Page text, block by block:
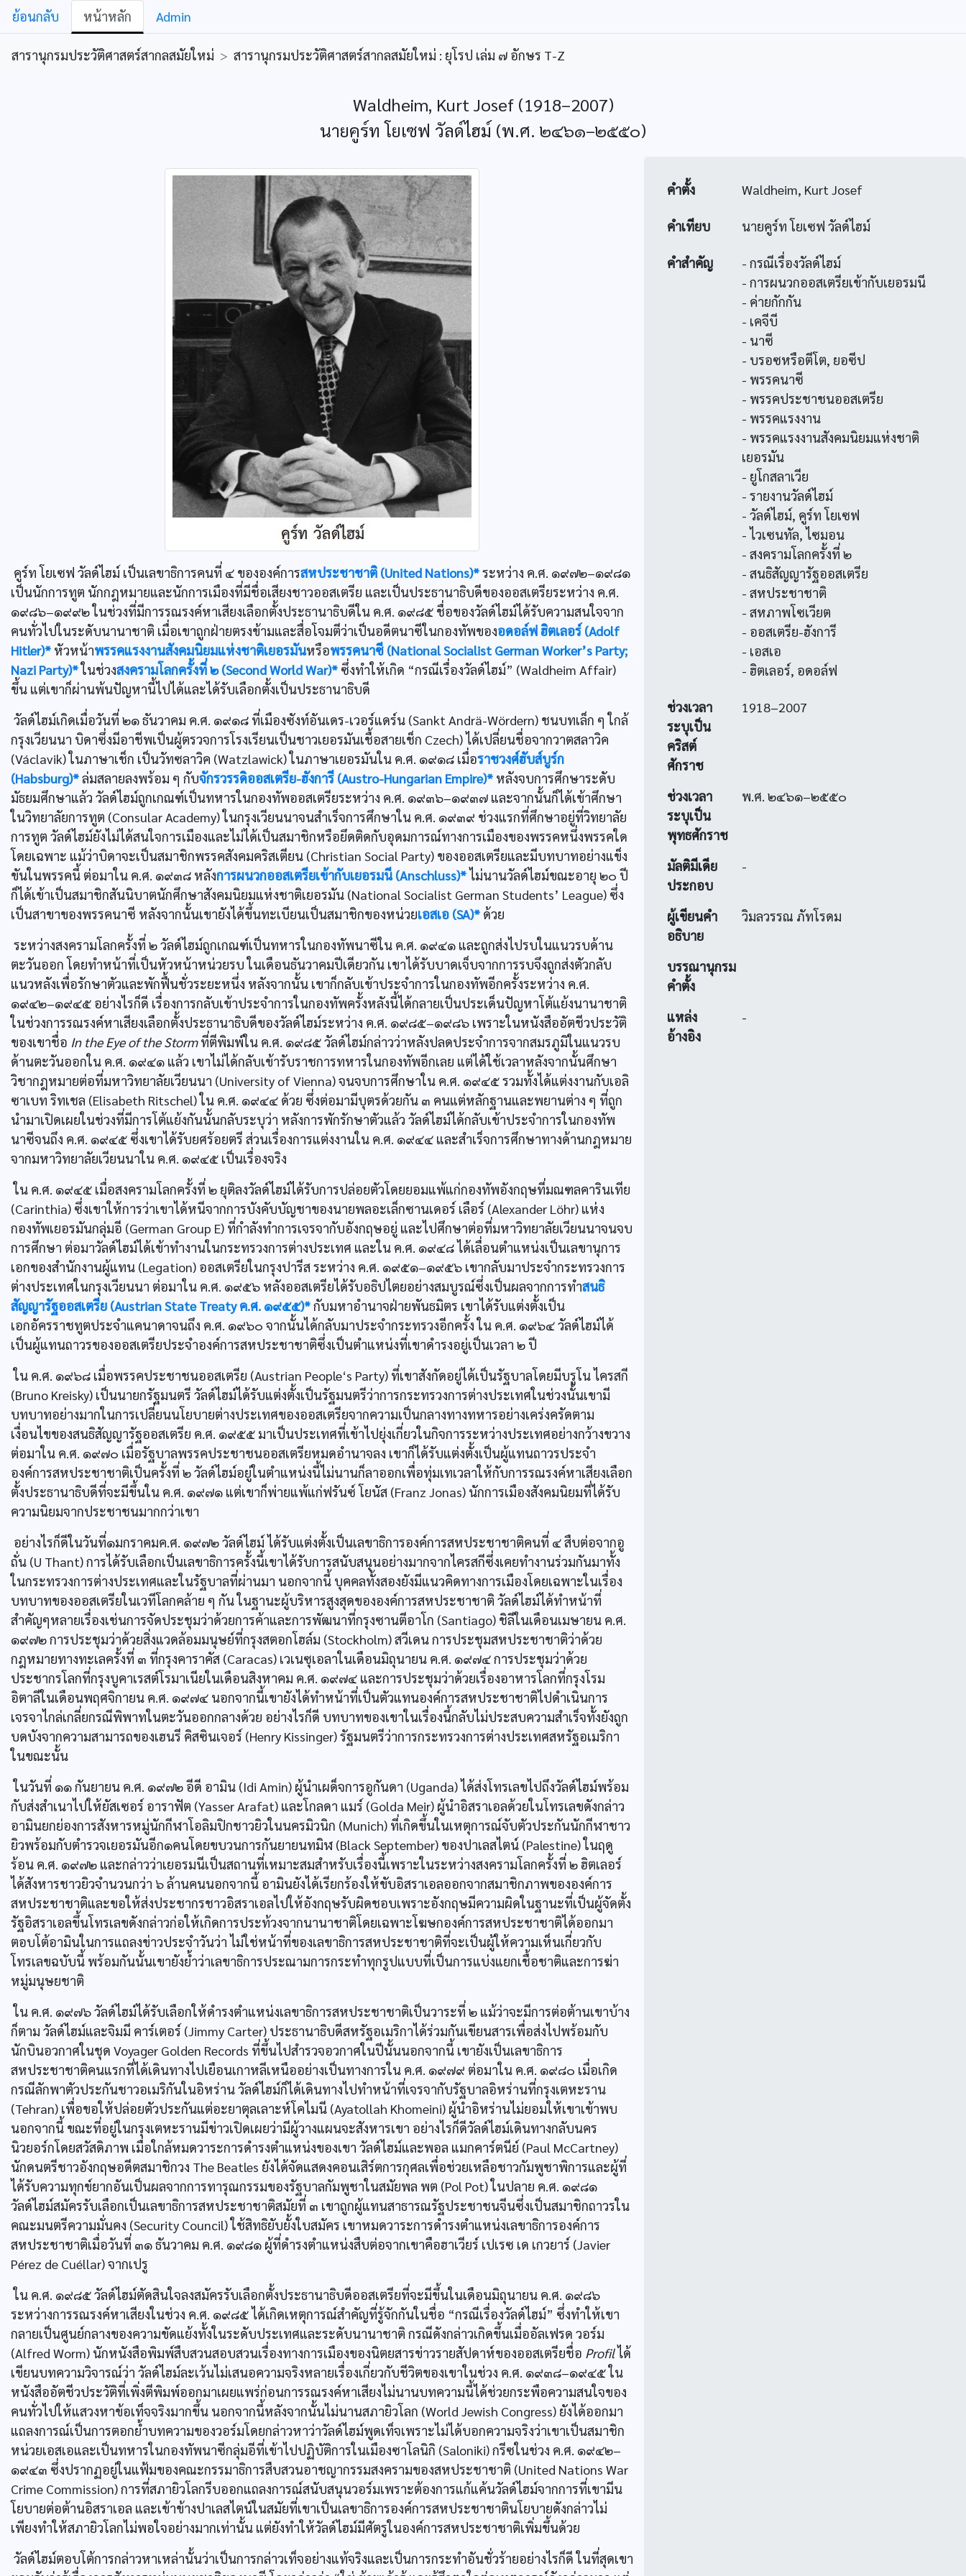
ย้อนกลับ หน้าหลัก Admin
สารานุกรมประวัติศาสตร์สากลสมัยใหม่ > สารานุกรมประวัติศาสตร์สากลสมัยใหม่ : ยุโรป เล่ม ๗ อักษร T-Z
Waldheim, Kurt Josef (1918–2007)
นายคูร์ท โยเซฟ วัลด์ไฮม์ (พ.ศ. ๒๔๖๑–๒๕๕๐)
คูร์ท โยเซฟ วัลด์ไฮม์ เป็นเลขาธิการคนที่ ๔ ขององค์การสหประชาชาติ (United Nations)*ระหว่าง ค.ศ. ๑๙๗๒–๑๙๘๑
เป็นนักการทูต นักกฎหมายและนักการเมืองที่มีชื่อเสียงชาวออสเตรีย และเป็นประธานาธิบดีของออสเตรียระหว่าง ค.ศ.
๑๙๘๖–๑๙๙๒ ในช่วงที่มีการรณรงค์หาเสียงเลือกตั้งประธานาธิบดีใน ค.ศ. ๑๙๘๕ ชื่อของวัลด์ไฮม์ได้รับความสนใจจาก
คนทั่วไปในระดับนานาชาติ เมื่อเขาถูกฝ่ายตรงข้ามและสื่อโจมตีว่าเป็นอดีตนาซีในกองทัพของอดอล์ฟ ฮิตเลอร์ (Adolf
Hitler)* หัวหน้าพรรคแรงงานสังคมนิยมแห่งชาติเยอรมันหรือพรรคนาซี (National Socialist German Worker’s Party;
Nazi Party)*ในช่วงสงครามโลกครั้งที่ ๒ (Second World War)* ซึ่งทำให้เกิด “กรณีเรื่องวัลด์ไฮม์” (Waldheim Affair)
ขึ้น แต่เขาก็ผ่านพ้นปัญหานี้ไปได้และได้รับเลือกตั้งเป็นประธานาธิบดี
วัลด์ไฮม์เกิดเมื่อวันที่ ๒๑ ธันวาคม ค.ศ. ๑๙๑๘ ที่เมืองซังท์อันเดร-เวอร์แดร์น (Sankt Andrä-Wördern) ชนบทเล็ก ๆ ใกล้
กรุงเวียนนา บิดาซึ่งมีอาชีพเป็นผู้ตรวจการโรงเรียนเป็นชาวเยอรมันเชื้อสายเช็ก Czech) ได้เปลี่ยนชื่อจากวาตสลาวิค
(Václavik) ในภาษาเช็ก เป็นวัทซลาวิค (Watzlawick) ในภาษาเยอรมันใน ค.ศ. ๑๙๑๘ เมื่อราชวงศ์ฮับส์บูร์ก
(Habsburg)*ล่มสลายลงพร้อม ๆ กับจักรวรรดิออสเตรีย-ฮังการี (Austro-Hungarian Empire)* หลังจบการศึกษาระดับ
มัธยมศึกษาแล้ว วัลด์ไฮม์ถูกเกณฑ์เป็นทหารในกองทัพออสเตรียระหว่าง ค.ศ. ๑๙๓๖–๑๙๓๗ และจากนั้นก็ได้เข้าศึกษา
ในวิทยาลัยการทูต (Consular Academy) ในกรุงเวียนนาจนสำเร็จการศึกษาใน ค.ศ. ๑๙๓๙ ช่วงแรกที่ศึกษาอยู่ที่วิทยาลัย
การทูต วัลด์ไฮม์ยังไม่ได้สนใจการเมืองและไม่ได้เป็นสมาชิกหรือยึดติดกับอุดมการณ์ทางการเมืองของพรรคหนึ่งพรรคใด
โดยเฉพาะ แม้ว่าบิดาจะเป็นสมาชิกพรรคสังคมคริสเตียน (Christian Social Party) ของออสเตรียและมีบทบาทอย่างแข็ง
ขันในพรรคนี้ ต่อมาใน ค.ศ. ๑๙๓๘ หลังการผนวกออสเตรียเข้ากับเยอรมนี (Anschluss)*ไม่นานวัลด์ไฮม์ขณะอายุ ๒๐ ปี
ก็ได้เข้าเป็นสมาชิกสันนิบาตนักศึกษาสังคมนิยมแห่งชาติเยอรมัน (National Socialist German Students’ League) ซึ่ง
เป็นสาขาของพรรคนาซี หลังจากนั้นเขายังได้ขึ้นทะเบียนเป็นสมาชิกของหน่วยเอสเอ (SA)* ด้วย
ระหว่างสงครามโลกครั้งที่ ๒ วัลด์ไฮม์ถูกเกณฑ์เป็นทหารในกองทัพนาซีใน ค.ศ. ๑๙๔๑ และถูกส่งไปรบในแนวรบด้าน
ตะวันออก โดยทำหน้าที่เป็นหัวหน้าหน่วยรบ ในเดือนธันวาคมปีเดียวกัน เขาได้รับบาดเจ็บจากการรบจึงถูกส่งตัวกลับ
แนวหลังเพื่อรักษาตัวและพักฟื้นชั่วระยะหนึ่ง หลังจากนั้น เขาก็กลับเข้าประจำการในกองทัพอีกครั้งระหว่าง ค.ศ.
๑๙๔๒–๑๙๔๕ อย่างไรก็ดี เรื่องการกลับเข้าประจำการในกองทัพครั้งหลังนี้ได้กลายเป็นประเด็นปัญหาโต้แย้งนานาชาติ
ในช่วงการรณรงค์หาเสียงเลือกตั้งประธานาธิบดีของวัลด์ไฮม์ระหว่าง ค.ศ. ๑๙๘๕–๑๙๘๖ เพราะในหนังสืออัตชีวประวัติ
ของเขาชื่อ In the Eye of the Stormที่ตีพิมพ์ใน ค.ศ. ๑๙๘๕ วัลด์ไฮม์กล่าวว่าหลังปลดประจำการจากสมรภูมิในแนวรบ
ด้านตะวันออกใน ค.ศ. ๑๙๔๑ แล้ว เขาไม่ได้กลับเข้ารับราชการทหารในกองทัพอีกเลย แต่ได้ใช้เวลาหลังจากนั้นศึกษา
วิชากฎหมายต่อที่มหาวิทยาลัยเวียนนา (University of Vienna) จนจบการศึกษาใน ค.ศ. ๑๙๔๕ รวมทั้งได้แต่งงานกับเอลิ
ซาเบท ริทเชล (Elisabeth Ritschel) ใน ค.ศ. ๑๙๔๔ ด้วย ซึ่งต่อมามีบุตรด้วยกัน ๓ คนแต่หลักฐานและพยานต่าง ๆ ที่ถูก
นำมาเปิดเผยในช่วงที่มีการโต้แย้งกันนั้นกลับระบุว่า หลังการพักรักษาตัวแล้ว วัลด์ไฮม์ได้กลับเข้าประจำการในกองทัพ
นาซีจนถึง ค.ศ. ๑๙๔๕ ซึ่งเขาได้รับยศร้อยตรี ส่วนเรื่องการแต่งงานใน ค.ศ. ๑๙๔๔ และสำเร็จการศึกษาทางด้านกฎหมาย
จากมหาวิทยาลัยเวียนนาใน ค.ศ. ๑๙๔๕ เป็นเรื่องจริง
ใน ค.ศ. ๑๙๔๕ เมื่อสงครามโลกครั้งที่ ๒ ยุติลงวัลด์ไฮม์ได้รับการปล่อยตัวโดยยอมแพ้แก่กองทัพอังกฤษที่มณฑลคารินเทีย
(Carinthia) ซึ่งเขาให้การว่าเขาได้หนีจากการบังคับบัญชาของนายพลอะเล็กซานเดอร์ เลือร์ (Alexander Löhr) แห่ง
กองทัพเยอรมันกลุ่มอี (German Group E) ที่กำลังทำการเจรจากับอังกฤษอยู่ และไปศึกษาต่อที่มหาวิทยาลัยเวียนนาจนจบ
การศึกษา ต่อมาวัลด์ไฮม์ได้เข้าทำงานในกระทรวงการต่างประเทศ และใน ค.ศ. ๑๙๔๘ ได้เลื่อนตำแหน่งเป็นเลขานุการ
เอกของสำนักงานผู้แทน (Legation) ออสเตรียในกรุงปารีส ระหว่าง ค.ศ. ๑๙๕๑–๑๙๕๖ เขากลับมาประจำกระทรวงการ
ต่างประเทศในกรุงเวียนนา ต่อมาใน ค.ศ. ๑๙๕๖ หลังออสเตรียได้รับอธิปไตยอย่างสมบูรณ์ซึ่งเป็นผลจากการทำสนธิ
สัญญารัฐออสเตรีย (Austrian State Treaty ค.ศ. ๑๙๕๕)*กับมหาอำนาจฝ่ายพันธมิตร เขาได้รับแต่งตั้งเป็น
เอกอัครราชทูตประจำแคนาดาจนถึง ค.ศ. ๑๙๖๐ จากนั้นได้กลับมาประจำกระทรวงอีกครั้ง ใน ค.ศ. ๑๙๖๔ วัลด์ไฮม์ได้
เป็นผู้แทนถาวรของออสเตรียประจำองค์การสหประชาชาติซึ่งเป็นตำแหน่งที่เขาดำรงอยู่เป็นเวลา ๒ ปี
ใน ค.ศ. ๑๙๖๘ เมื่อพรรคประชาชนออสเตรีย (Austrian People‘s Party) ที่เขาสังกัดอยู่ได้เป็นรัฐบาลโดยมีบรูโน ไครสกี
(Bruno Kreisky) เป็นนายกรัฐมนตรี วัลด์ไฮม์ได้รับแต่งตั้งเป็นรัฐมนตรีว่าการกระทรวงการต่างประเทศในช่วงนั้นเขามี
บทบาทอย่างมากในการเปลี่ยนนโยบายต่างประเทศของออสเตรียจากความเป็นกลางทางทหารอย่างเคร่งครัดตาม
เงื่อนไขของสนธิสัญญารัฐออสเตรีย ค.ศ. ๑๙๕๕ มาเป็นประเทศที่เข้าไปยุ่งเกี่ยวในกิจการระหว่างประเทศอย่างกว้างขวาง
ต่อมาใน ค.ศ. ๑๙๗๐ เมื่อรัฐบาลพรรคประชาชนออสเตรียหมดอำนาจลง เขาก็ได้รับแต่งตั้งเป็นผู้แทนถาวรประจำ
องค์การสหประชาชาติเป็นครั้งที่ ๒ วัลด์ไฮม์อยู่ในตำแหน่งนี้ไม่นานก็ลาออกเพื่อทุ่มเทเวลาให้กับการรณรงค์หาเสียงเลือก
ตั้งประธานาธิบดีที่จะมีขึ้นใน ค.ศ. ๑๙๗๑ แต่เขาก็พ่ายแพ้แก่ฟรันซ์ โยนัส (Franz Jonas) นักการเมืองสังคมนิยมที่ได้รับ
ความนิยมจากประชาชนมากกว่าเขา
อย่างไรก็ดีในวันที่๑มกราคมค.ศ. ๑๙๗๒ วัลด์ไฮม์ ได้รับแต่งตั้งเป็นเลขาธิการองค์การสหประชาชาติคนที่ ๔ สืบต่อจากอู
ถั่น (U Thant) การได้รับเลือกเป็นเลขาธิการครั้งนี้เขาได้รับการสนับสนุนอย่างมากจากไครสกีซึ่งเคยทำงานร่วมกันมาทั้ง
ในกระทรวงการต่างประเทศและในรัฐบาลที่ผ่านมา นอกจากนี้ บุคคลทั้งสองยังมีแนวคิดทางการเมืองโดยเฉพาะในเรื่อง
บทบาทของออสเตรียในเวทีโลกคล้าย ๆ กัน ในฐานะผู้บริหารสูงสุดขององค์การสหประชาชาติ วัลด์ไฮม์ได้ทำหน้าที่
สำคัญๆหลายเรื่องเช่นการจัดประชุมว่าด้วยการค้าและการพัฒนาที่กรุงซานตีอาโก (Santiago) ชิลีในเดือนเมษายน ค.ศ.
๑๙๗๒ การประชุมว่าด้วยสิ่งแวดล้อมมนุษย์ที่กรุงสตอกโฮล์ม (Stockholm) สวีเดน การประชุมสหประชาชาติว่าด้วย
กฎหมายทางทะเลครั้งที่ ๓ ที่กรุงคาราคัส (Caracas) เวเนซุเอลาในเดือนมิถุนายน ค.ศ. ๑๙๗๔ การประชุมว่าด้วย
ประชากรโลกที่กรุงบูคาเรสต์โรมาเนียในเดือนสิงหาคม ค.ศ. ๑๙๗๔ และการประชุมว่าด้วยเรื่องอาหารโลกที่กรุงโรม
อิตาลีในเดือนพฤศจิกายน ค.ศ. ๑๙๗๔ นอกจากนี้เขายังได้ทำหน้าที่เป็นตัวแทนองค์การสหประชาชาติไปดำเนินการ
เจรจาไกล่เกลี่ยกรณีพิพาทในตะวันออกกลางด้วย อย่างไรก็ดี บทบาทของเขาในเรื่องนี้กลับไม่ประสบความสำเร็จทั้งยังถูก
บดบังจากความสามารถของเฮนรี คิสซินเจอร์ (Henry Kissinger) รัฐมนตรีว่าการกระทรวงการต่างประเทศสหรัฐอเมริกา
ในขณะนั้น
ในวันที่ ๑๑ กันยายน ค.ศ. ๑๙๗๒ อีดี อามิน (Idi Amin) ผู้นำเผด็จการอูกันดา (Uganda) ได้ส่งโทรเลขไปถึงวัลด์ไฮม์พร้อม
กับส่งสำเนาไปให้ยัสเซอร์ อาราฟัต (Yasser Arafat) และโกลดา แมร์ (Golda Meir) ผู้นำอิสราเอลด้วยในโทรเลขดังกล่าว
อามินยกย่องการสังหารหมู่นักกีฬาโอลิมปิกชาวยิวในนครมิวนิก (Munich) ที่เกิดขึ้นในเหตุการณ์จับตัวประกันนักกีฬาชาว
ยิวพร้อมกับตำรวจเยอรมันอีก๑คนโดยขบวนการกันยายนทมิฬ (Black September) ของปาเลสไตน์ (Palestine) ในฤดู
ร้อน ค.ศ. ๑๙๗๒ และกล่าวว่าเยอรมนีเป็นสถานที่เหมาะสมสำหรับเรื่องนี้เพราะในระหว่างสงครามโลกครั้งที่ ๒ ฮิตเลอร์
ได้สังหารชาวยิวจำนวนกว่า ๖ ล้านคนนอกจากนี้ อามินยังได้เรียกร้องให้ขับอิสราเอลออกจากสมาชิกภาพขององค์การ
สหประชาชาติและขอให้ส่งประชากรชาวอิสราเอลไปให้อังกฤษรับผิดชอบเพราะอังกฤษมีความผิดในฐานะที่เป็นผู้จัดตั้ง
รัฐอิสราเอลขึ้นโทรเลขดังกล่าวก่อให้เกิดการประท้วงจากนานาชาติโดยเฉพาะโฆษกองค์การสหประชาชาติได้ออกมา
ตอบโต้อามินในการแถลงข่าวประจำวันว่า ไม่ใช่หน้าที่ของเลขาธิการสหประชาชาติที่จะเป็นผู้ให้ความเห็นเกี่ยวกับ
โทรเลขฉบับนี้ พร้อมกันนั้นเขายังย้ำว่าเลขาธิการประณามการกระทำทุกรูปแบบที่เป็นการแบ่งแยกเชื้อชาติและการฆ่า
หมู่มนุษยชาติ
ใน ค.ศ. ๑๙๗๖ วัลด์ไฮม์ได้รับเลือกให้ดำรงตำแหน่งเลขาธิการสหประชาชาติเป็นวาระที่ ๒ แม้ว่าจะมีการต่อต้านเขาบ้าง
ก็ตาม วัลด์ไฮม์และจิมมี คาร์เตอร์ (Jimmy Carter) ประธานาธิบดีสหรัฐอเมริกาได้ร่วมกันเขียนสารเพื่อส่งไปพร้อมกับ
นักบินอวกาศในชุด Voyager Golden Records ที่ขึ้นไปสำรวจอวกาศในปีนั้นนอกจากนี้ เขายังเป็นเลขาธิการ
สหประชาชาติคนแรกที่ได้เดินทางไปเยือนเกาหลีเหนืออย่างเป็นทางการใน ค.ศ. ๑๙๗๙ ต่อมาใน ค.ศ. ๑๙๘๐ เมื่อเกิด
กรณีลักพาตัวประกันชาวอเมริกันในอิหร่าน วัลด์ไฮม์ก็ได้เดินทางไปทำหน้าที่เจรจากับรัฐบาลอิหร่านที่กรุงเตหะราน
(Tehran) เพื่อขอให้ปล่อยตัวประกันแต่อะยาตุลเลาะห์โคไมนี (Ayatollah Khomeini) ผู้นำอิหร่านไม่ยอมให้เขาเข้าพบ
นอกจากนี้ ขณะที่อยู่ในกรุงเตหะรานมีข่าวเปิดเผยว่ามีผู้วางแผนจะสังหารเขา อย่างไรก็ดีวัลด์ไฮม์เดินทางกลับนคร
นิวยอร์กโดยสวัสดิภาพ เมื่อใกล้หมดวาระการดำรงตำแหน่งของเขา วัลด์ไฮม์และพอล แมกคาร์ตนีย์ (Paul McCartney)
นักดนตรีชาวอังกฤษอดีตสมาชิกวง The Beatles ยังได้จัดแสดงคอนเสิร์ตการกุศลเพื่อช่วยเหลือชาวกัมพูชาพิการและผู้ที่
ได้รับความทุกข์ยากอันเป็นผลจากการทารุณกรรมของรัฐบาลกัมพูชาในสมัยพล พต (Pol Pot) ในปลาย ค.ศ. ๑๙๘๑
วัลด์ไฮม์สมัครรับเลือกเป็นเลขาธิการสหประชาชาติสมัยที่ ๓ เขาถูกผู้แทนสาธารณรัฐประชาชนจีนซึ่งเป็นสมาชิกถาวรใน
คณะมนตรีความมั่นคง (Security Council) ใช้สิทธิยับยั้งใบสมัคร เขาหมดวาระการดำรงตำแหน่งเลขาธิการองค์การ
สหประชาชาติเมื่อวันที่ ๓๑ ธันวาคม ค.ศ. ๑๙๘๑ ผู้ที่ดำรงตำแหน่งสืบต่อจากเขาคือฮาเวียร์ เปเรซ เด เกวยาร์ (Javier
Pérez de Cuéllar) จากเปรู
ใน ค.ศ. ๑๙๘๕ วัลด์ไฮม์ตัดสินใจลงสมัครรับเลือกตั้งประธานาธิบดีออสเตรียที่จะมีขึ้นในเดือนมิถุนายน ค.ศ. ๑๙๘๖
ระหว่างการรณรงค์หาเสียงในช่วง ค.ศ. ๑๙๘๕ ได้เกิดเหตุการณ์สำคัญที่รู้จักกันในชื่อ “กรณีเรื่องวัลด์ไฮม์” ซึ่งทำให้เขา
กลายเป็นศูนย์กลางของความขัดแย้งทั้งในระดับประเทศและระดับนานาชาติ กรณีดังกล่าวเกิดขึ้นเมื่ออัลเฟรด วอร์ม
(Alfred Worm) นักหนังสือพิมพ์สืบสวนสอบสวนเรื่องทางการเมืองของนิตยสารข่าวรายสัปดาห์ของออสเตรียชื่อ Profilได้
เขียนบทความวิจารณ์ว่า วัลด์ไฮม์ละเว้นไม่เสนอความจริงหลายเรื่องเกี่ยวกับชีวิตของเขาในช่วง ค.ศ. ๑๙๓๘–๑๙๔๕ ใน
หนังสืออัตชีวประวัติที่เพิ่งตีพิมพ์ออกมาเผยแพร่ก่อนการรณรงค์หาเสียงไม่นานบทความนี้ได้ช่วยกระพือความสนใจของ
คนทั่วไปให้แสวงหาข้อเท็จจริงมากขึ้น นอกจากนี้หลังจากนั้นไม่นานสภายิวโลก (World Jewish Congress) ยังได้ออกมา
แถลงการณ์เป็นการตอกย้ำบทความของวอร์มโดยกล่าวหาว่าวัลด์ไฮม์พูดเท็จเพราะไม่ได้บอกความจริงว่าเขาเป็นสมาชิก
หน่วยเอสเอและเป็นทหารในกองทัพนาซีกลุ่มอีที่เข้าไปปฏิบัติการในเมืองซาโลนิกิ (Saloniki) กรีซในช่วง ค.ศ. ๑๙๔๒–
๑๙๔๓ ซึ่งปรากฏอยู่ในแฟ้มของคณะกรรมาธิการสืบสวนอาชญากรรมสงครามของสหประชาชาติ (United Nations War
Crime Commission) การที่สภายิวโลกรีบออกแถลงการณ์สนับสนุนวอร์มเพราะต้องการแก้แค้นวัลด์ไฮม์จากการที่เขามีน
โยบายต่อต้านอิสราเอล และเข้าข้างปาเลสไตน์ในสมัยที่เขาเป็นเลขาธิการองค์การสหประชาชาตินโยบายดังกล่าวไม่
เพียงทำให้สภายิวโลกไม่พอใจอย่างมากเท่านั้น แต่ยังทำให้วัลด์ไฮม์มีศัตรูในองค์การสหประชาชาติเพิ่มขึ้นด้วย
วัลด์ไฮม์ตอบโต้การกล่าวหาเหล่านั้นว่าเป็นการกล่าวเท็จอย่างแท้จริงและเป็นการกระทำอันชั่วร้ายอย่างไรก็ดี ในที่สุดเขา
คำตั้ง Waldheim, Kurt Josef
คำเทียบ นายคูร์ท โยเซฟ วัลด์ไฮม์
คำสำคัญ
- กรณีเรื่องวัลด์ไฮม์
- การผนวกออสเตรียเข้ากับเยอรมนี
- ค่ายกักกัน
- เคจีบี
- นาซี
- บรอซหรือตีโต, ยอซีป
- พรรคนาซี
- พรรคประชาชนออสเตรีย
- พรรคแรงงาน
- พรรคแรงงานสังคมนิยมแห่งชาติ
เยอรมัน
- ยูโกสลาเวีย
- รายงานวัลด์ไฮม์
- วัลด์ไฮม์, คูร์ท โยเซฟ
- ไวเซนทัล, ไซมอน
- สงครามโลกครั้งที่ ๒
- สนธิสัญญารัฐออสเตรีย
- สหประชาชาติ
- สหภาพโซเวียต
- ออสเตรีย-ฮังการี
- เอสเอ
- ฮิตเลอร์, อดอล์ฟ
ช่วงเวลา
ระบุเป็น
คริสต์
ศักราช
1918–2007
ช่วงเวลา
ระบุเป็น
พุทธศักราช
พ.ศ. ๒๔๖๑–๒๕๕๐
มัลติมีเดีย
ประกอบ
-
ผู้เขียนคำ
อธิบาย
วิมลวรรณ ภัทโรดม
บรรณานุกรม
คำตั้ง
แหล่ง
อ้างอิง
-